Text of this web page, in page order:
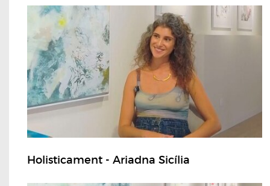
Holisticament - Ariadna Sicília